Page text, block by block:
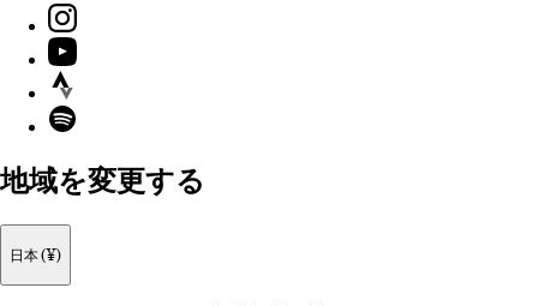
Instagram
YouTube
Strava
Spotify
地域を変更する
日本 (¥)